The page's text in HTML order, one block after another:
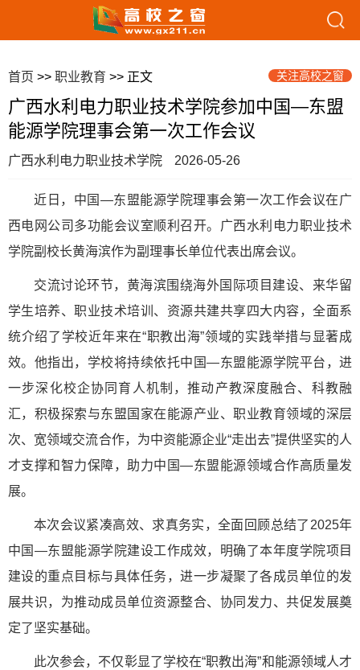
首页 >> 职业教育 >> 正文 关注高校之窗
广西水利电力职业技术学院参加中国—东盟
能源学院理事会第一次工作会议
广西水利电力职业技术学院 2026-05-26
近日，中国—东盟能源学院理事会第一次工作会议在广
西电网公司多功能会议室顺利召开。广西水利电力职业技术
学院副校长黄海滨作为副理事长单位代表出席会议。
交流讨论环节，黄海滨围绕海外国际项目建设、来华留
学生培养、职业技术培训、资源共建共享四大内容，全面系
统介绍了学校近年来在“职教出海”领域的实践举措与显著成
效。他指出，学校将持续依托中国—东盟能源学院平台，进
一步深化校企协同育人机制，推动产教深度融合、科教融
汇，积极探索与东盟国家在能源产业、职业教育领域的深层
次、宽领域交流合作，为中资能源企业“走出去”提供坚实的人
才支撑和智力保障，助力中国—东盟能源领域合作高质量发
展。
本次会议紧凑高效、求真务实，全面回顾总结了2025年
中国—东盟能源学院建设工作成效，明确了本年度学院项目
建设的重点目标与具体任务，进一步凝聚了各成员单位的发
展共识，为推动成员单位资源整合、协同发力、共促发展奠
定了坚实基础。
此次参会，不仅彰显了学校在“职教出海”和能源领域人才